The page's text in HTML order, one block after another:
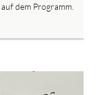
dem Programm.